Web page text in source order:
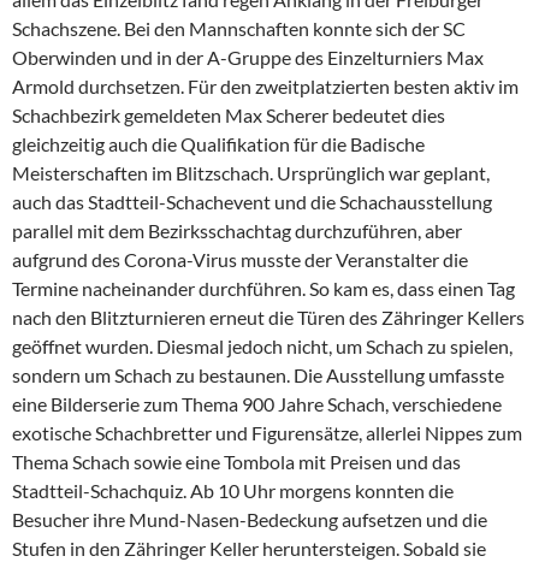
Schachszene. Bei den Mannschaften konnte sich der SC
Oberwinden und in der A-Gruppe des Einzelturniers Max
Armold durchsetzen. Für den zweitplatzierten besten aktiv im
Schachbezirk gemeldeten Max Scherer bedeutet dies
gleichzeitig auch die Qualifikation für die Badische
Meisterschaften im Blitzschach. Ursprünglich war geplant,
auch das Stadtteil-Schachevent und die Schachausstellung
parallel mit dem Bezirksschachtag durchzuführen, aber
aufgrund des Corona-Virus musste der Veranstalter die
Termine nacheinander durchführen. So kam es, dass einen Tag
nach den Blitzturnieren erneut die Türen des Zähringer Kellers
geöffnet wurden. Diesmal jedoch nicht, um Schach zu spielen,
sondern um Schach zu bestaunen. Die Ausstellung umfasste
eine Bilderserie zum Thema 900 Jahre Schach, verschiedene
exotische Schachbretter und Figurensätze, allerlei Nippes zum
Thema Schach sowie eine Tombola mit Preisen und das
Stadtteil-Schachquiz. Ab 10 Uhr morgens konnten die
Besucher ihre Mund-Nasen-Bedeckung aufsetzen und die
Stufen in den Zähringer Keller heruntersteigen. Sobald sie